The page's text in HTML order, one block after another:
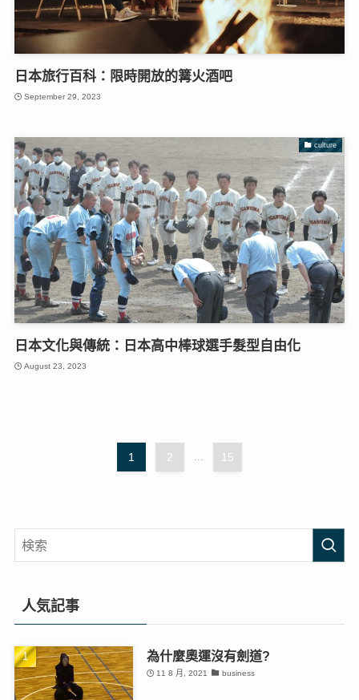
日本旅行百科：限時開放的篝火酒吧
September 29, 2023
culture
日本文化與傳統：日本高中棒球選手髮型自由化
August 23, 2023
1 2 ... 15
人気記事
為什麼奧運沒有劍道?
11 8 月, 2021 business